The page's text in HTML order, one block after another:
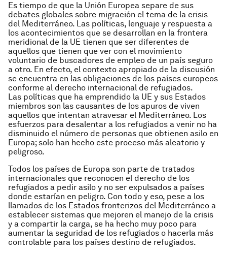
Es tiempo de que la Unión Europea separe de sus
debates globales sobre migración el tema de la crisis
del Mediterráneo. Las políticas, lenguaje y respuesta a
los acontecimientos que se desarrollan en la frontera
meridional de la UE tienen que ser diferentes de
aquellos que tienen que ver con el movimiento
voluntario de buscadores de empleo de un país seguro
a otro. En efecto, el contexto apropiado de la discusión
se encuentra en las obligaciones de los países europeos
conforme al derecho internacional de refugiados.
Las políticas que ha emprendido la UE y sus Estados
miembros son las causantes de los apuros de viven
aquellos que intentan atravesar el Mediterráneo. Los
esfuerzos para desalentar a los refugiados a venir no ha
disminuido el número de personas que obtienen asilo en
Europa; solo han hecho este proceso más aleatorio y
peligroso.
Todos los países de Europa son parte de tratados
internacionales que reconocen el derecho de los
refugiados a pedir asilo y no ser expulsados a países
donde estarían en peligro. Con todo y eso, pese a los
llamados de los Estados fronterizos del Mediterráneo a
establecer sistemas que mejoren el manejo de la crisis
y a compartir la carga, se ha hecho muy poco para
aumentar la seguridad de los refugiados o hacerla más
controlable para los países destino de refugiados.